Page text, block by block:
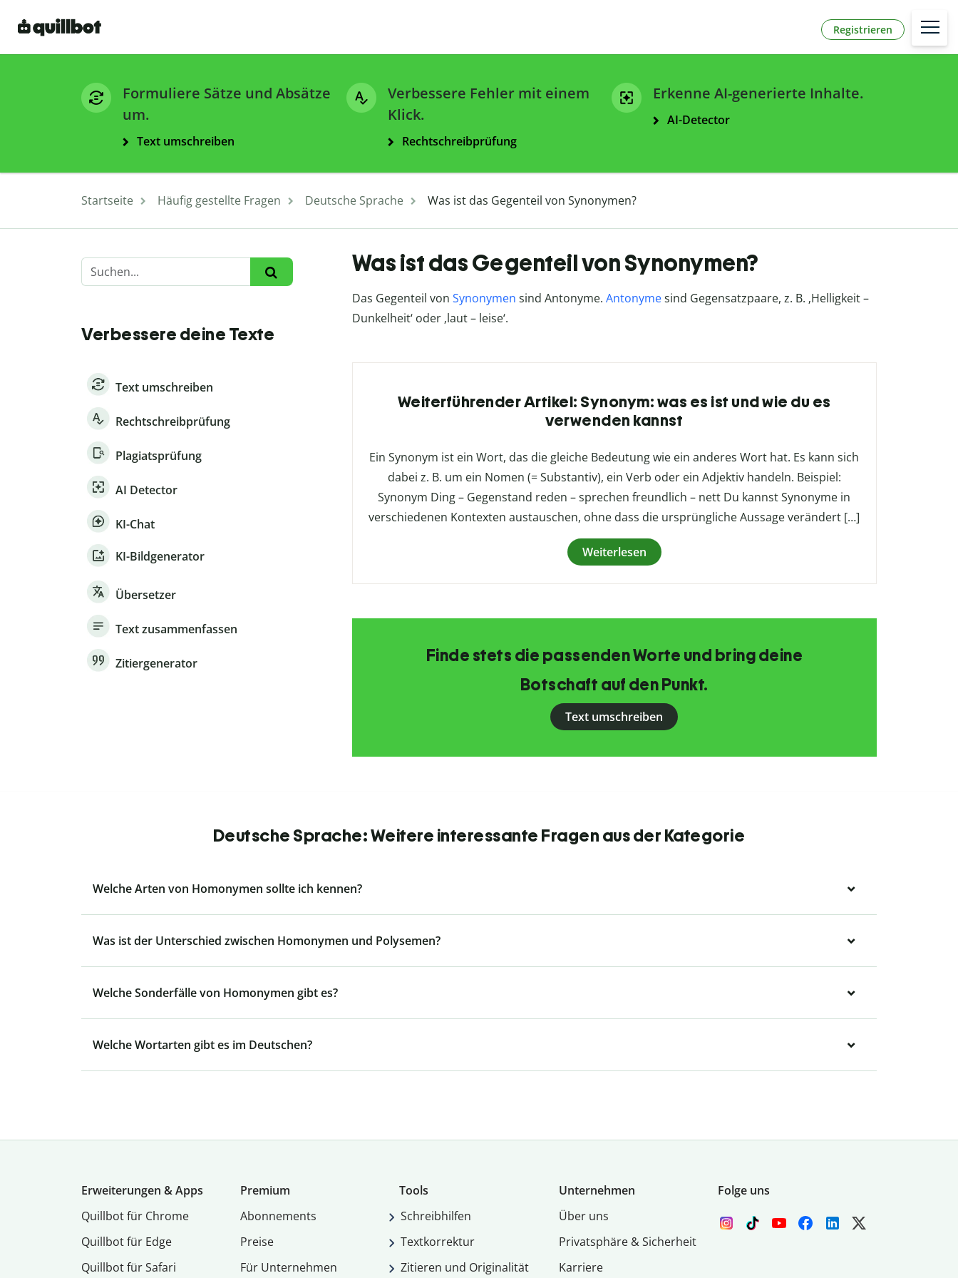
Registrieren
Formuliere Sätze und Absätze
um.
Text umschreiben
Verbessere Fehler mit einem
Klick.
Rechtschreibprüfung
Erkenne AI-generierte Inhalte.
AI-Detector
Startseite Häufig gestellte Fragen Deutsche Sprache Was ist das Gegenteil von Synonymen?
Verbessere deine Texte
Text umschreiben
Rechtschreibprüfung
Plagiatsprüfung
AI Detector
KI-Chat
KI-Bildgenerator
Übersetzer
Text zusammenfassen
Zitiergenerator
Was ist das Gegenteil von Synonymen?
Das Gegenteil von Synonymen sind Antonyme. Antonymesind Gegensatzpaare, z. B. ‚Helligkeit –
Dunkelheit‘ oder ‚laut – leise‘.
Weiterführender Artikel: Synonym: was es ist und wie du es
verwenden kannst
Ein Synonym ist ein Wort, das die gleiche Bedeutung wie ein anderes Wort hat. Es kann sich
dabei z. B. um ein Nomen (= Substantiv), ein Verb oder ein Adjektiv handeln. Beispiel:
Synonym Ding – Gegenstand reden – sprechen freundlich – nett Du kannst Synonyme in
verschiedenen Kontexten austauschen, ohne dass die ursprüngliche Aussage verändert […]
Weiterlesen
Finde stets die passenden Worte und bring deine
Botschaft auf den Punkt.
Text umschreiben
Deutsche Sprache: Weitere interessante Fragen aus der Kategorie
Welche Arten von Homonymen sollte ich kennen?
Was ist der Unterschied zwischen Homonymen und Polysemen?
Welche Sonderfälle von Homonymen gibt es?
Welche Wortarten gibt es im Deutschen?
Erweiterungen & Apps
Quillbot für Chrome
Quillbot für Edge
Quillbot für Safari
Premium
Abon­ne­ments
Preise
Für Unternehmen
Tools
Schreibhilfen
Textkorrektur
Zitieren und Originalität
Unternehmen
Über uns
Privatsphäre & Sicherheit
Karriere
Folge uns